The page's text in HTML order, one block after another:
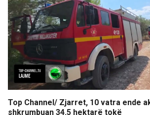
Top Channel/ Zjarret, 10 vatra ende
shkrumbuan 34.5 hektarë tokë